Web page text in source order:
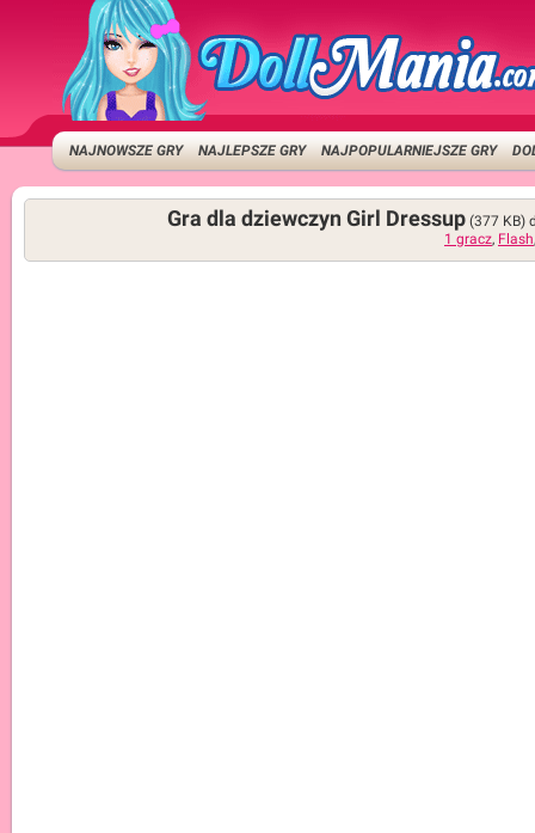
NAJNOWSZE GRY NAJLEPSZE GRY NAJPOPULARNIEJSZE GRY
Gra dla dziewczyn Girl Dressup (377 KB)
1 gracz, Flash